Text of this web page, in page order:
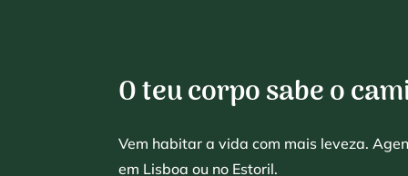
O teu corpo sabe o
Vem habitar a vida com mais leveza.
em Lisboa ou no Estoril.